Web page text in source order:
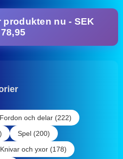
produkten nu - SEK
78,95
Fordon och delar (222)
Spel (200)
Knivar och yxor (178)